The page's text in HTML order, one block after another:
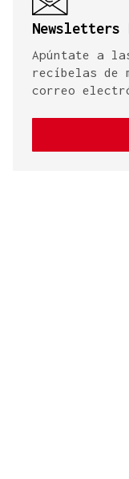
Newsletters
Apúntate a
recíbelas de
correo